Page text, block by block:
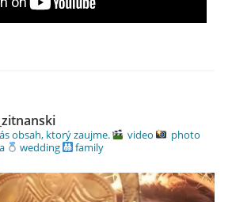
obsah, ktorý zaujme. video
photo
wedding family